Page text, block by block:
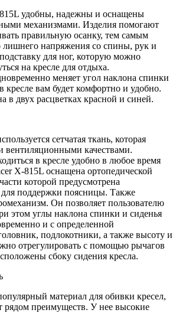
удобны, надежны и оснащены
механизмами. Изделия помогают
правильную осанку, тем самым
лишнего напряжения со спины, рук и
для ног, которую можно
на кресле для отдыха.
меняет угол наклона спинки
кресле вам будет комфортно и удобно.
в двух расцветках красной и синей.
сетчатая ткань, которая
вентиляционными качествами.
в кресле удобно в любое время
X-815L оснащена ортопедической
которой предусмотрена
поддержки поясницы. Также
Он позволяет пользователю
этом углы наклона спинки и сиденья
и с определенной
подлокотники, а также высоту и
отрегулировать с помощью рычагов
сбоку сидения кресла.
материал для обивки кресел,
рядом преимуществ. У нее высокие